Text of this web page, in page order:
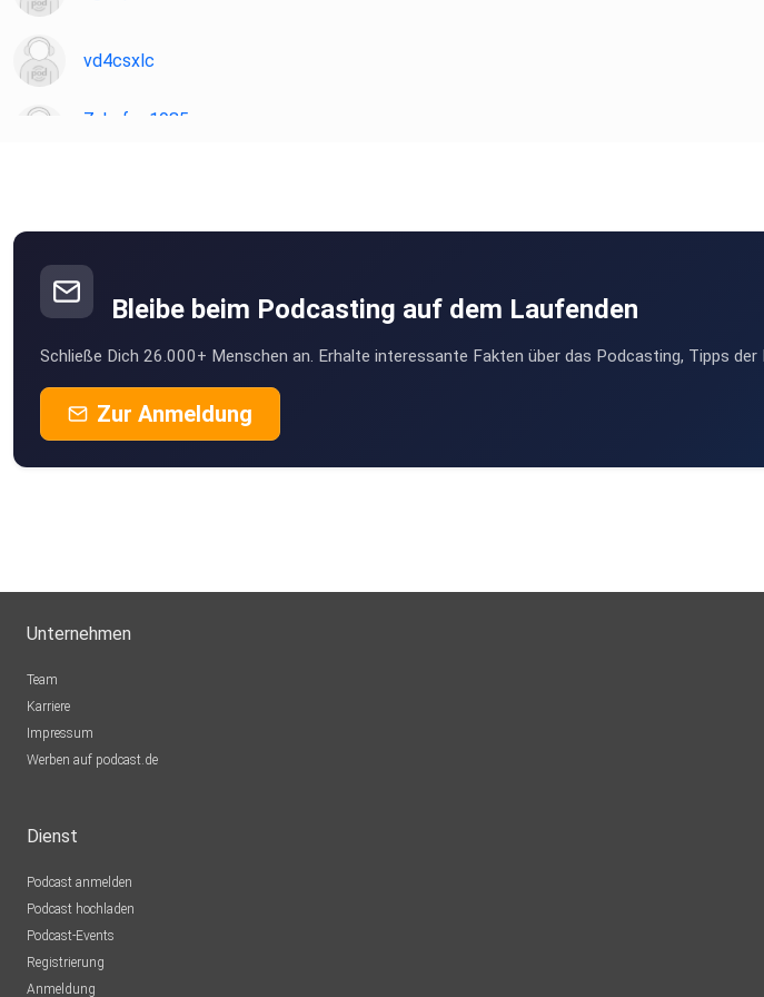
vd4csxlc
Zahnfee1985
AbuCev
Leipzig
RobiM
Martfeld
ou6dys82
Andyschorppy
Rambow
Ketsch
SlimBoyJo
Pforzheim
Bleibe beim Podcasting auf dem Laufenden
Schließe Dich 26.000+ Menschen an. Erhalte interessante Fakten über das Podcasting, Tipps
Zur Anmeldung
Unternehmen
Team
Karriere
Impressum
Werben auf podcast.de
Dienst
Podcast anmelden
Podcast hochladen
Podcast-Events
Registrierung
Anmeldung